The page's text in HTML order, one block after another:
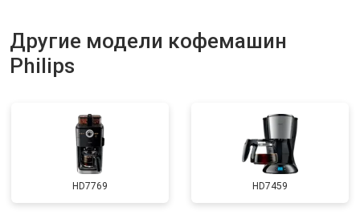
Другие модели кофемашин
Philips
HD7769 HD7459